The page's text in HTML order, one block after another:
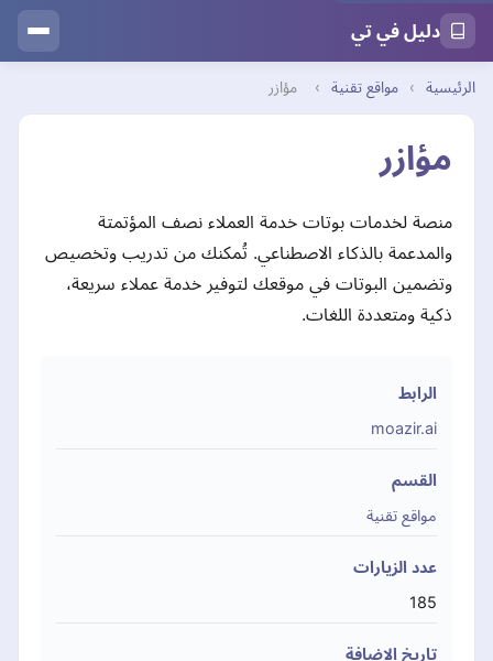
دليل في تي
الرئيسية › مواقع تقنية › مؤازر
مؤازر
منصة لخدمات بوتات خدمة العملاء نصف المؤتمتة
والمدعمة بالذكاء الاصطناعي. تُمكنك من تدريب وتخصيص
وتضمين البوتات في موقعك لتوفير خدمة عملاء سريعة،
ذكية ومتعددة اللغات.
الرابط
moazir.ai
القسم
مواقع تقنية
عدد الزيارات
185
تاريخ الإضافة